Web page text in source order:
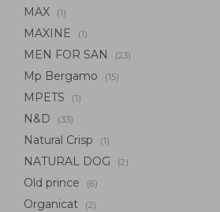
MAX (1)
MAXINE (1)
MEN FOR SAN (23)
Mp Bergamo (15)
MPETS (1)
N&D (33)
Natural Crisp (1)
NATURAL DOG (2)
Old prince (6)
Organicat (2)